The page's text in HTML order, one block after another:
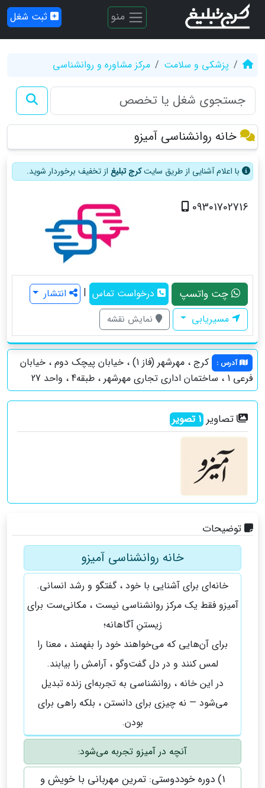
منو ثبت شغل
پزشکی و سلامت مرکز مشاوره و روانشناسی
خانه روانشناسی آمیزو
با اعلام آشنایی از طریق سایتکرج تبلیغ از تخفیف برخوردار شوید.
09301702716
چت واتسپ درخواست تماس |
انتشار
مسیریابی
نمایش نقشه
آدرس :
کرج ، مهرشهر (فاز 1) ، خیابان پیچک دوم ، خیابان
فرعی 1 ، ساختمان اداری تجاری مهرشهر ، طبقه4 ، واحد 27
تصاویر 1تصویر
توضیحات
خانه روانشناسی آمیزو
خانه‌ای برای آشنایی با خود ، گفتگو و رشد انسانی.
آمیزو فقط یک مرکز روانشناسی نیست ، مکانی‌ست برای
زیستنِ آگاهانه؛
برای آن‌هایی که می‌خواهند خود را بفهمند ، معنا را
لمس کنند و در دل گفت‌وگو ، آرامش را بیابند.
در این خانه ، روانشناسی به تجربه‌ای زنده تبدیل
می‌شود — نه چیزی برای دانستن ، بلکه راهی برای
بودن.
آنچه در آمیزو تجربه می‌شود:
1) دوره‌ خوددوستی: تمرین مهربانی با خویش و